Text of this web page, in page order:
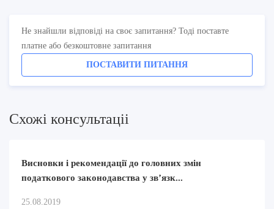
Не знайшли відповіді на своє запитання? Тоді поставте
платне або безкоштовне запитання
ПОСТАВИТИ ПИТАННЯ
Схожi консультацii
Висновки і рекомендації до головних змін
податкового законодавства у зв’язк...
25.08.2019